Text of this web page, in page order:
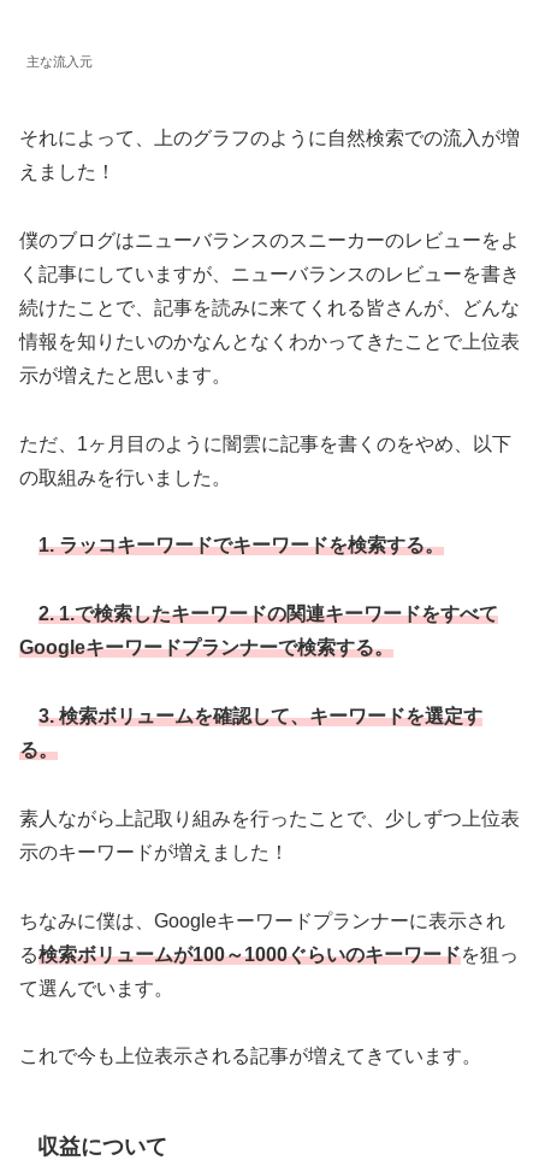
主な流入元
それによって、上のグラフのように自然検索での流入が増
えました！
僕のブログはニューバランスのスニーカーのレビューをよ
く記事にしていますが、ニューバランスのレビューを書き
続けたことで、記事を読みに来てくれる皆さんが、どんな
情報を知りたいのかなんとなくわかってきたことで上位表
示が増えたと思います。
ただ、1ヶ月目のように闇雲に記事を書くのをやめ、以下
の取組みを行いました。
1. ラッコキーワードでキーワードを検索する。
2. 1.で検索したキーワードの関連キーワードをすべて
Googleキーワードプランナーで検索する。
3. 検索ボリュームを確認して、キーワードを選定す
る。
素人ながら上記取り組みを行ったことで、少しずつ上位表
示のキーワードが増えました！
ちなみに僕は、Googleキーワードプランナーに表示され
る検索ボリュームが100～1000ぐらいのキーワードを狙っ
て選んでいます。
これで今も上位表示される記事が増えてきています。
収益について